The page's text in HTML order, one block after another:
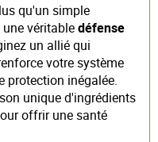
qu'un simple
véritabledéfense
un allié qui
votre système
protection inégalée.
unique d'ingrédients
offrir une santé